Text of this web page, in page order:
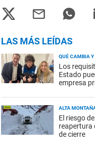
LAS MÁS LEÍDAS
QUÉ CAMBIA Y
Los
Estado
empresa
ALTA
El riesgo
reapertura
de cierre